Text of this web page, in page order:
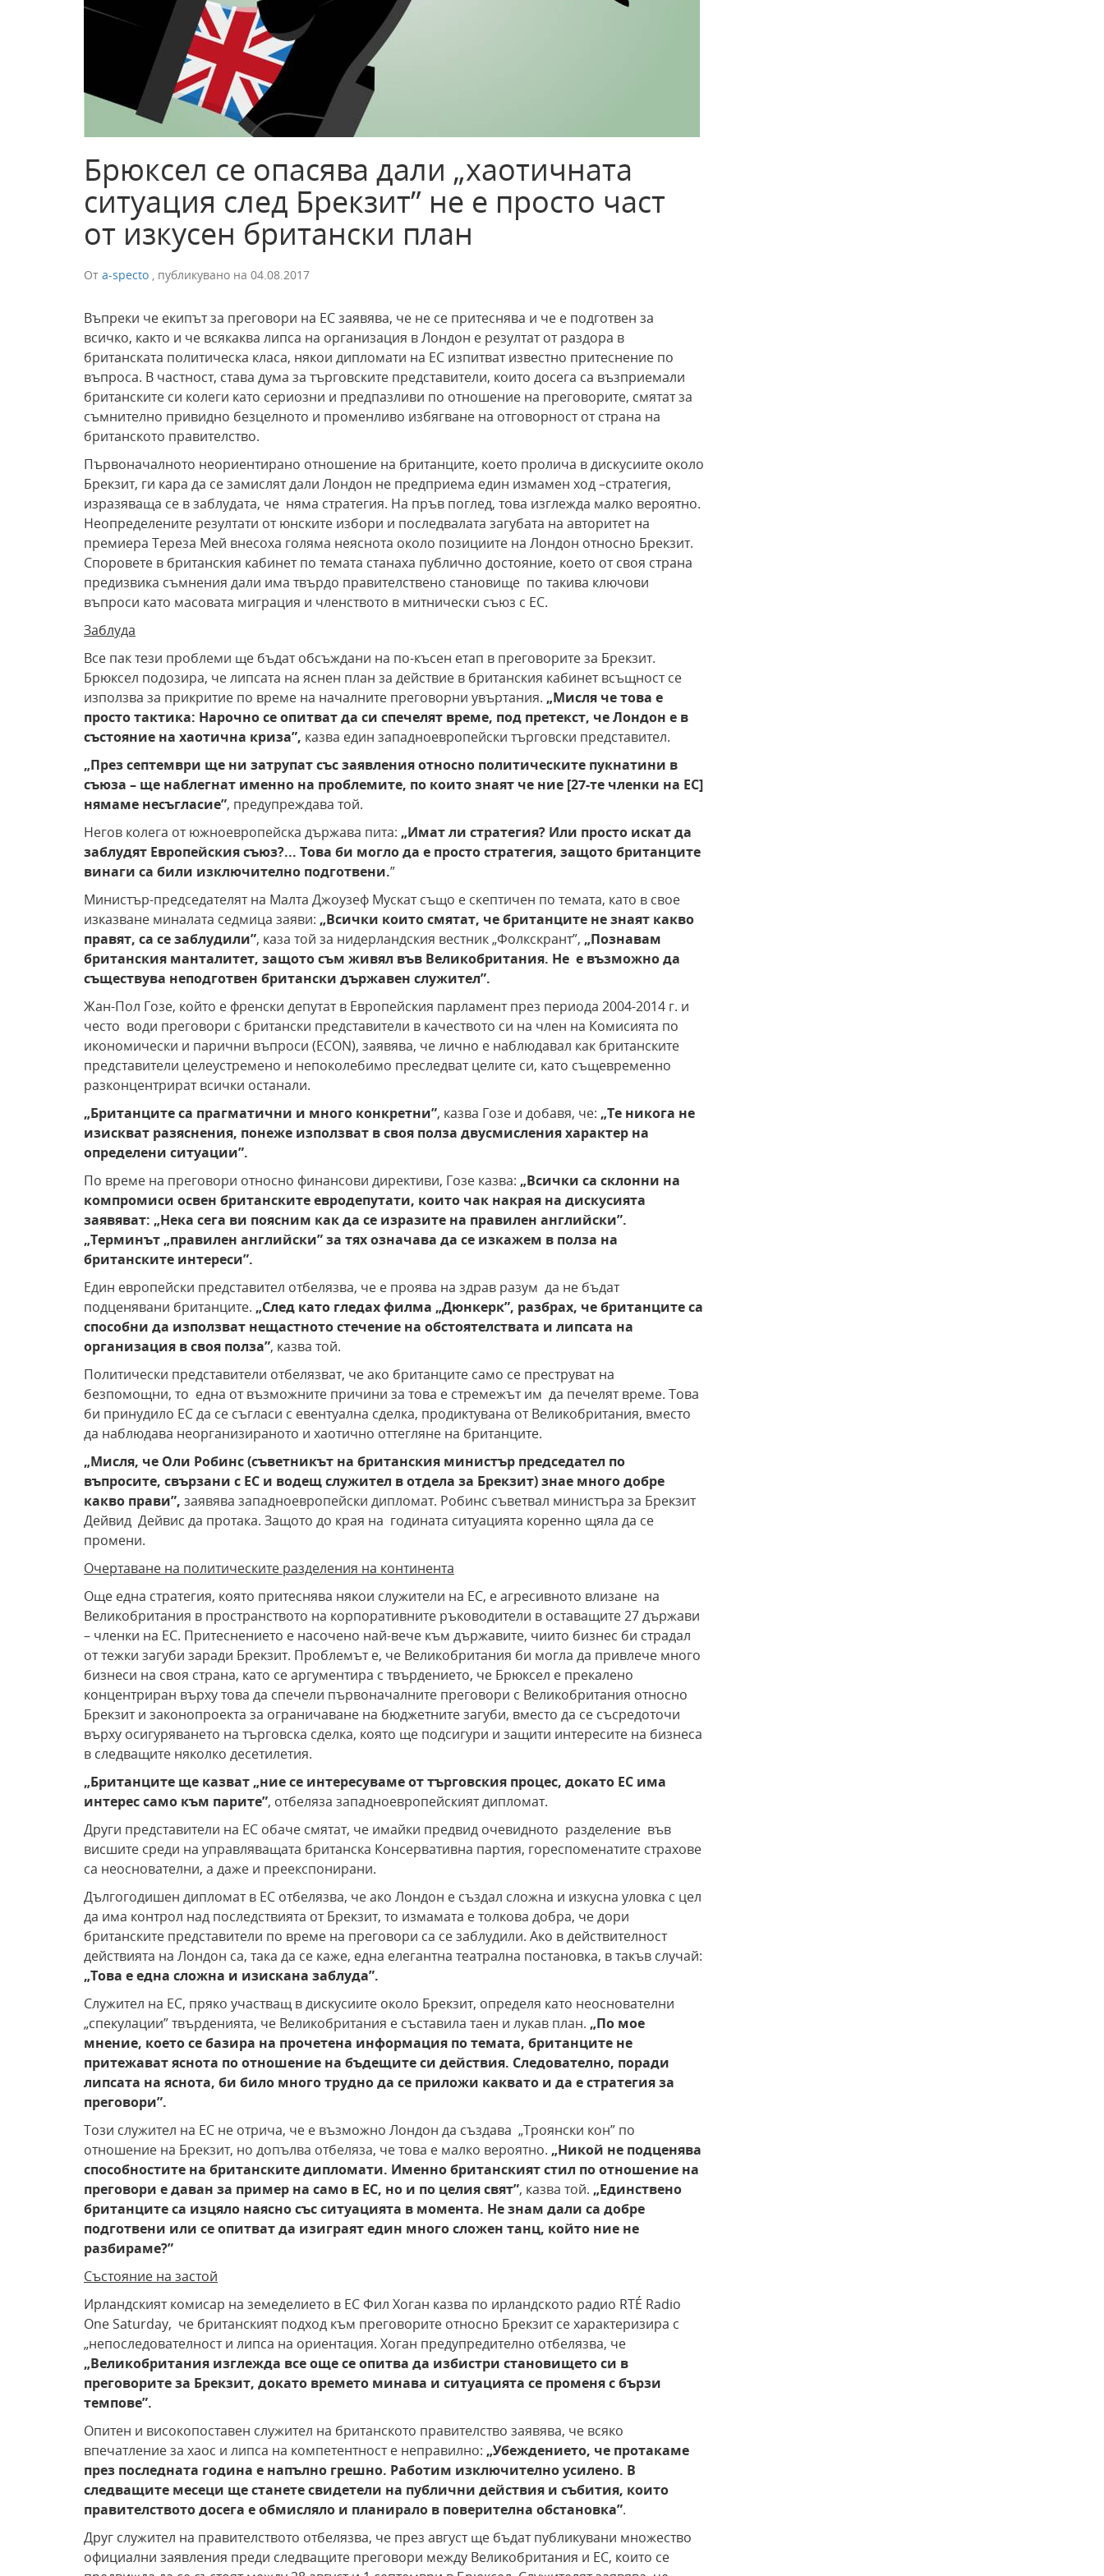
Брюксел се опасява дали „хаотичната
ситуация след Брекзит” не е просто част
от изкусен британски план
От a-specto , публикувано на 04.08.2017
Въпреки че екипът за преговори на ЕС заявява, че не се притеснява и че е подготвен за
всичко, както и че всякаква липса на организация в Лондон е резултат от раздора в
британската политическа класа, някои дипломати на ЕС изпитват известно притеснение по
въпроса. В частност, става дума за търговските представители, които досега са възприемали
британските си колеги като сериозни и предпазливи по отношение на преговорите, смятат за
съмнително привидно безцелното и променливо избягване на отговорност от страна на
британското правителство.
Първоначалното неориентирано отношение на британците, което пролича в дискусиите около
Брекзит, ги кара да се замислят дали Лондон не предприема един измамен ход –стратегия,
изразяваща се в заблудата, че няма стратегия. На пръв поглед, това изглежда малко вероятно.
Неопределените резултати от юнските избори и последвалата загубата на авторитет на
премиера Тереза Мей внесоха голяма неяснота около позициите на Лондон относно Брекзит.
Споровете в британския кабинет по темата станаха публично достояние, което от своя страна
предизвика съмнения дали има твърдо правителствено становище по такива ключови
въпроси като масовата миграция и членството в митнически съюз с ЕС.
Заблуда
Все пак тези проблеми ще бъдат обсъждани на по-късен етап в преговорите за Брекзит.
Брюксел подозира, че липсата на яснен план за действие в британския кабинет всъщност се
използва за прикритие по време на началните преговорни увъртания. „Мисля че това е
просто тактика: Нарочно се опитват да си спечелят време, под претекст, че Лондон е в
състояние на хаотична криза”, казва един западноевропейски търговски представител.
„През септември ще ни затрупат със заявления относно политическите пукнатини в
съюза – ще наблегнат именно на проблемите, по които знаят че ние [27-те членки на ЕС]
нямаме несъгласие”, предупреждава той.
Негов колега от южноевропейска държава пита: „Имат ли стратегия? Или просто искат да
заблудят Европейския съюз?... Това би могло да е просто стратегия, защото британците
винаги са били изключително подготвени.”
Министър-председателят на Малта Джоузеф Мускат също е скептичен по темата, като в свое
изказване миналата седмица заяви: „Всички които смятат, че британците не знаят какво
правят, са се заблудили”, каза той за нидерландския вестник „Фолкскрант”, „Познавам
британския манталитет, защото съм живял във Великобритания. Не е възможно да
съществува неподготвен британски държавен служител”.
Жан-Пол Гозе, който е френски депутат в Европейския парламент през периода 2004-2014 г. и
често води преговори с британски представители в качеството си на член на Комисията по
икономически и парични въпроси (ECON), заявява, че лично е наблюдавал как британските
представители целеустремено и непоколебимо преследват целите си, като същевременно
разконцентрират всички останали.
„Британците са прагматични и много конкретни”, казва Гозе и добавя, че: „Те никога не
изискват разяснения, понеже използват в своя полза двусмисления характер на
определени ситуации”.
По време на преговори относно финансови директиви, Гозе казва: „Всички са склонни на
компромиси освен британските евродепутати, които чак накрая на дискусията
заявяват: „Нека сега ви поясним как да се изразите на правилен английски”.
„Терминът „правилен английски”за тях означава да се изкажем в полза на
британските интереси”.
Един европейски представител отбелязва, че е проява на здрав разум да не бъдат
подценявани британците. „След като гледах филма „Дюнкерк”, разбрах, че британците са
способни да използват нещастното стечение на обстоятелствата и липсата на
организация в своя полза”, казва той.
Политически представители отбелязват, че ако британците само се преструват на
безпомощни, то една от възможните причини за това е стремежът им да печелят време. Това
би принудило ЕС да се съгласи с евентуална сделка, продиктувана от Великобритания, вместо
да наблюдава неорганизираното и хаотично оттегляне на британците.
„Мисля, че Оли Робинс (съветникът на британския министър председател по
въпросите, свързани с ЕС и водещ служител в отдела за Брекзит) знае много добре
какво прави”, заявява западноевропейски дипломат. Робинс съветвал министъра за Брекзит
Дейвид Дейвис да протака. Защото до края на годината ситуацията коренно щяла да се
промени.
Очертаване на политическите разделения на континента
Още една стратегия, която притеснява някои служители на ЕС, е агресивното влизане на
Великобритания в пространството на корпоративните ръководители в оставащите 27 държави
– членки на ЕС. Притеснението е насочено най-вече към държавите, чиито бизнес би страдал
от тежки загуби заради Брекзит. Проблемът е, че Великобритания би могла да привлече много
бизнеси на своя страна, като се аргументира с твърдението, че Брюксел е прекалено
концентриран върху това да спечели първоначалните преговори с Великобритания относно
Брекзит и законопроекта за ограничаване на бюджетните загуби, вместо да се съсредоточи
върху осигуряването на търговска сделка, която ще подсигури и защити интересите на бизнеса
в следващите няколко десетилетия.
„Британците ще казват „ние се интересуваме от търговския процес, докато ЕС има
интерес само към парите”, отбеляза западноевропейският дипломат.
Други представители на ЕС обаче смятат, че имайки предвид очевидното разделение във
висшите среди на управляващата британска Консервативна партия, гореспоменатите страхове
са неоснователни, а даже и преекспонирани.
Дългогодишен дипломат в ЕС отбелязва, че ако Лондон е създал сложна и изкусна уловка с цел
да има контрол над последствията от Брекзит, то измамата е толкова добра, че дори
британските представители по време на преговори са се заблудили. Ако в действителност
действията на Лондон са, така да се каже, една елегантна театрална постановка, в такъв случай:
„Това е една сложна и изискана заблуда”.
Служител на ЕС, пряко участващ в дискусиите около Брекзит, определя като неоснователни
„спекулации” твърденията, че Великобритания е съставила таен и лукав план. „По мое
мнение, което се базира на прочетена информация по темата, британците не
притежават яснота по отношение на бъдещите си действия. Следователно, поради
липсата на яснота, би било много трудно да се приложи каквато и да е стратегия за
преговори”.
Този служител на ЕС не отрича, че е възможно Лондон да създава „Троянски кон” по
отношение на Брекзит, но допълва отбеляза, че това е малко вероятно. „Никой не подценява
способностите на британските дипломати. Именно британският стил по отношение на
преговори е даван за пример на само в ЕС, но и по целия свят”, казва той. „Единствено
британците са изцяло наясно със ситуацията в момента. Не знам дали са добре
подготвени или се опитват да изиграят един много сложен танц, който ние не
разбираме?”
Състояние на застой
Ирландският комисар на земеделието в ЕС Фил Хоган казва по ирландското радио RTÉ Radio
One Saturday, че британският подход към преговорите относно Брекзит се характеризира с
„непоследователност и липса на ориентация. Хоган предупредително отбелязва, че
„Великобритания изглежда все още се опитва да избистри становището си в
преговорите за Брекзит, докато времето минава и ситуацията се променя с бързи
темпове”.
Опитен и високопоставен служител на британското правителство заявява, че всяко
впечатление за хаос и липса на компетентност е неправилно: „Убеждението, че протакаме
през последната година е напълно грешно. Работим изключително усилено. В
следващите месеци ще станете свидетели на публични действия и събития, които
правителството досега е обмисляло и планирало в поверителна обстановка”.
Друг служител на правителството отбелязва, че през август ще бъдат публикувани множество
официални заявления преди следващите преговори между Великобритания и ЕС, които се